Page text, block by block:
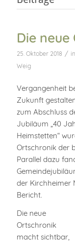
Die
25. Oktober 2018 / in
Weig
Vergangenheit
Zukunft
zum Abschluss
Jubiläum „40
Heimstetten“
Ortschronik der
Parallel dazu
der Kirchheimer
Bericht.
Die neue
Ortschronik
macht sichtbar,